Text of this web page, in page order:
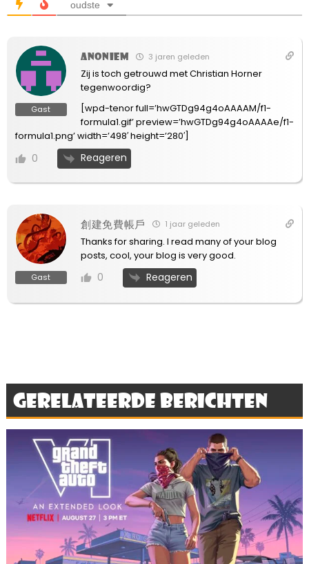
oudste
Gast
Anoniem 3 jaren geleden
Zij is toch getrouwd met Christian Horner
tegenwoordig?
[wpd-tenor full=’hwGTDg94g4oAAAAM/f1-
formula1.gif’ preview=’hwGTDg94g4oAAAAe/f1-
formula1.png’ width=’498′ height=’280′]
0 Reageren
Gast
創建免費帳戶 1 jaar geleden
Thanks for sharing. I read many of your blog
posts, cool, your blog is very good.
0 Reageren
Gerelateerde berichten